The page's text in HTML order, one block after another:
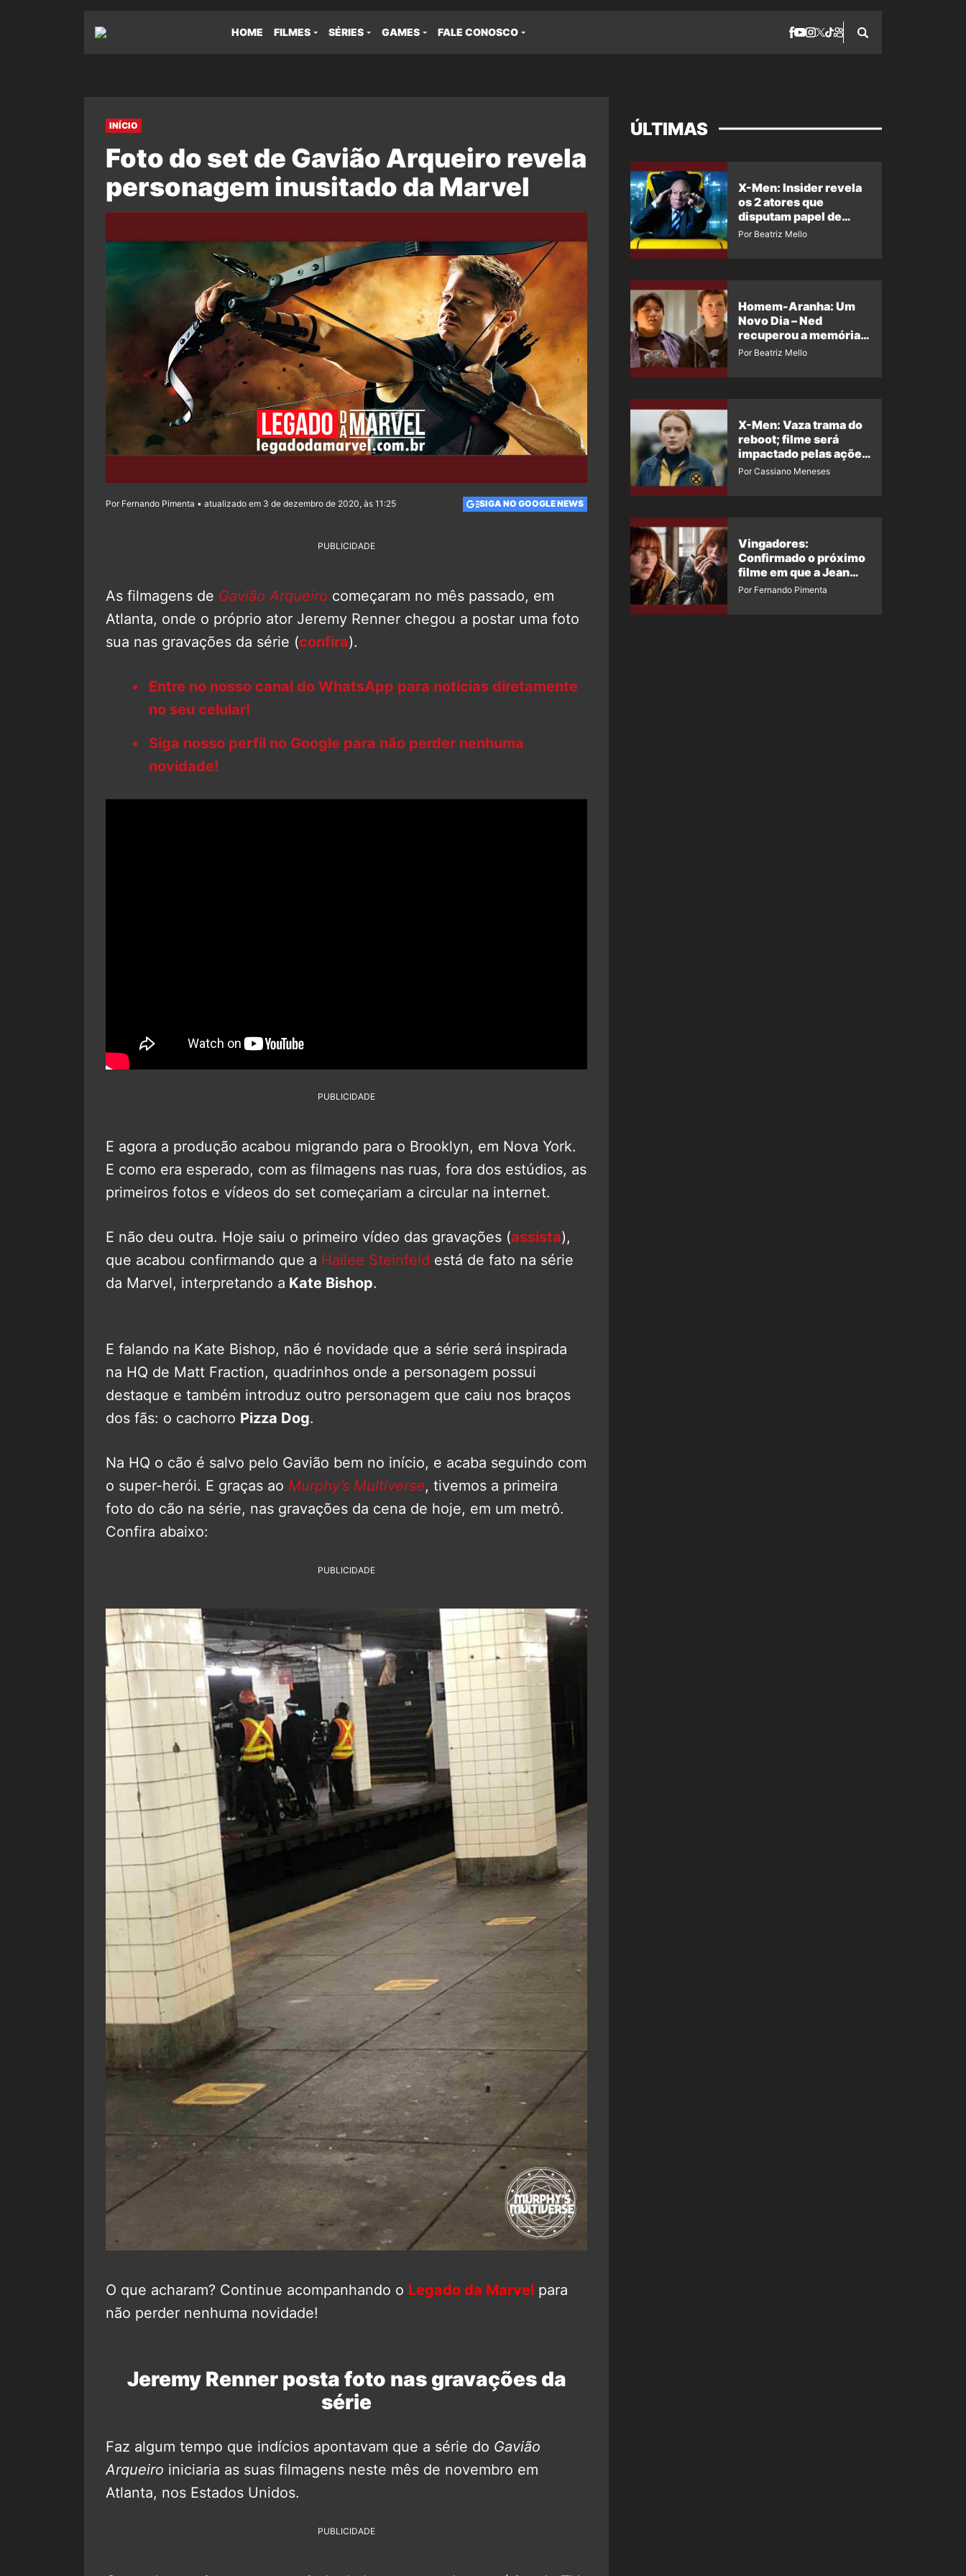
HOME FILMES SÉRIES GAMES FALE CONOSCO
INÍCIO
Foto do set de Gavião Arqueiro revela
personagem inusitado da Marvel
Por Fernando Pimenta • atualizado em 3 de dezembro de 2020, às 11:25 SIGA NO GOOGLE NEWS
PUBLICIDADE
As filmagens de Gavião Arqueiro começaram no mês passado, em
Atlanta, onde o próprio ator Jeremy Renner chegou a postar uma foto
sua nas gravações da série (confira).
Entre no nosso canal do WhatsApp para notícias diretamente
no seu celular!
Siga nosso perfil no Google para não perder nenhuma
novidade!
PUBLICIDADE
E agora a produção acabou migrando para o Brooklyn, em Nova York.
E como era esperado, com as filmagens nas ruas, fora dos estúdios, as
primeiros fotos e vídeos do set começariam a circular na internet.
E não deu outra. Hoje saiu o primeiro vídeo das gravações (assista),
que acabou confirmando que a Hailee Steinfeld está de fato na série
da Marvel, interpretando a Kate Bishop.
E falando na Kate Bishop, não é novidade que a série será inspirada
na HQ de Matt Fraction, quadrinhos onde a personagem possui
destaque e também introduz outro personagem que caiu nos braços
dos fãs: o cachorro Pizza Dog.
Na HQ o cão é salvo pelo Gavião bem no início, e acaba seguindo com
o super-herói. E graças ao Murphy’s Multiverse, tivemos a primeira
foto do cão na série, nas gravações da cena de hoje, em um metrô.
Confira abaixo:
PUBLICIDADE
O que acharam? Continue acompanhando o Legado da Marvel para
não perder nenhuma novidade!
Jeremy Renner posta foto nas gravações da
série
Faz algum tempo que indícios apontavam que a série do Gavião
Arqueiro iniciaria as suas filmagens neste mês de novembro em
Atlanta, nos Estados Unidos.
PUBLICIDADE
ÚLTIMAS
X-Men: Insider revela
os 2 atores que
disputam papel de
Professor X
Por Beatriz Mello
Homem-Aranha: Um
Novo Dia – Ned
recuperou a memória?
Ator quebra o silêncio
Por Beatriz Mello
X-Men: Vaza trama do
reboot; filme será
impactado pelas ações
de Jean Grey em
Por Cassiano Meneses
Vingadores:
Confirmado o próximo
filme em que a Jean
Grey irá aparecer
Por Fernando Pimenta